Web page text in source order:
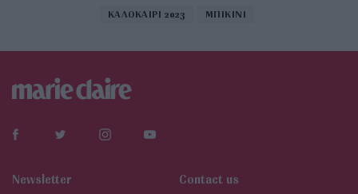
ΚΑΛΟΚΑΙΡΙ 2023 ΜΠΙΚΙΝΙ
Newsletter Contact us